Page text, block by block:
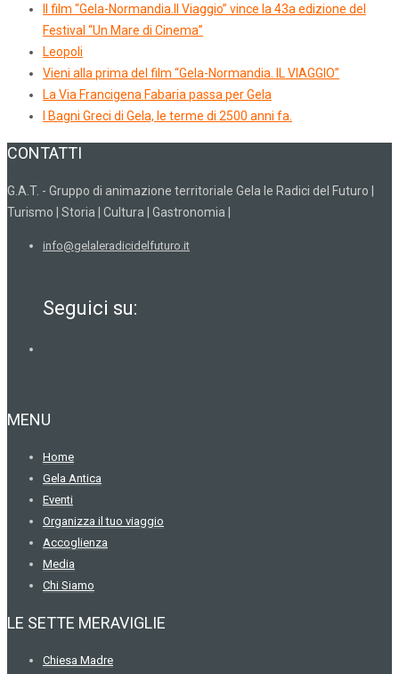
Il film “Gela-Normandia.Il Viaggio” vince la 43a edizione del
Festival “Un Mare di Cinema”
Leopoli
Vieni alla prima del film “Gela-Normandia. IL VIAGGIO”
La Via Francigena Fabaria passa per Gela
I Bagni Greci di Gela, le terme di 2500 anni fa.
CONTATTI
G.A.T. - Gruppo di animazione territoriale Gela le Radici del Futuro |
Turismo | Storia | Cultura | Gastronomia |
info@gelaleradicidelfuturo.it
Seguici su:
MENU
Home
Gela Antica
Eventi
Organizza il tuo viaggio
Accoglienza
Media
Chi Siamo
LE SETTE MERAVIGLIE
Chiesa Madre